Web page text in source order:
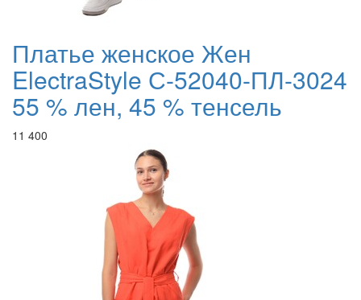
Платье женское Жен
ElectraStyle С-52040-ПЛ-3024
55 % лен, 45 % тенсель
11 400